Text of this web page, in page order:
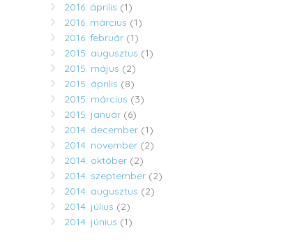
2016. április (1)
2016. március (1)
2016. február(1)
2015. augusztus (1)
2015. május (2)
2015. április (8)
2015. március (3)
2015. január(6)
2014. december(1)
2014. november(2)
2014. október(2)
2014. szeptember(2)
2014. augusztus (2)
2014. július (2)
2014. június (1)